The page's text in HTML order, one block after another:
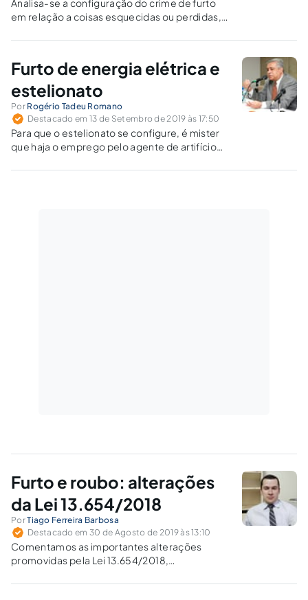
em relação a coisas esquecidas ou perdidas,
fins da persecução penal.
Furto de energia elétrica e
estelionato
Por Rogério Tadeu Romano
Destacado em 13 de Setembro de 2019 às 17:50
Para que o estelionato se configure, é mister
que haja o emprego pelo agente de artifício
induzimento ou manutenção da vítima em erro;
Furto e roubo: alterações
da Lei 13.654/2018
PorTiago Ferreira Barbosa
Destacado em 30 de Agosto de 2019 às 13:10
Comentamos as importantes alterações
promovidas pela Lei 13.654/2018,
de furto e roubo.